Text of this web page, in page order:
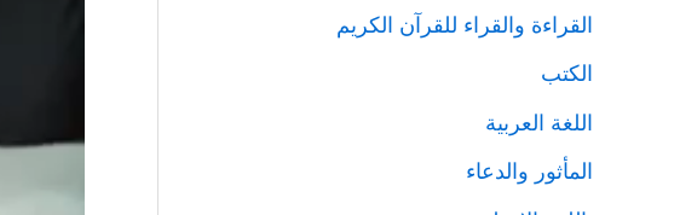
القراءة والقراء للقرآن الكريم
الكتب
اللغة العربية
المأثور والدعاء